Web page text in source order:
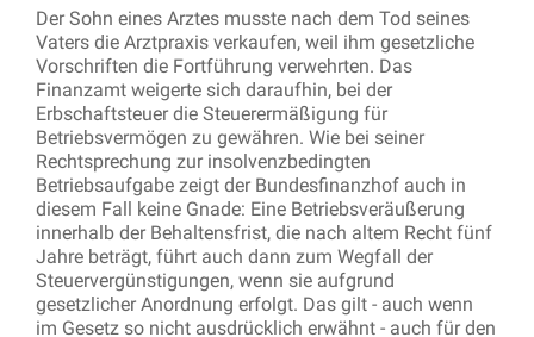
Der Sohn eines Arztes musste nach dem Tod seines
Vaters die Arztpraxis verkaufen, weil ihm gesetzliche
Vorschriften die Fortführung verwehrten. Das
Finanzamt weigerte sich daraufhin, bei der
Erbschaftsteuer die Steuerermäßigung für
Betriebsvermögen zu gewähren. Wie bei seiner
Rechtsprechung zur insolvenzbedingten
Betriebsaufgabe zeigt der Bundesfinanzhof auch in
diesem Fall keine Gnade: Eine Betriebsveräußerung
innerhalb der Behaltensfrist, die nach altem Recht fünf
Jahre beträgt, führt auch dann zum Wegfall der
Steuervergünstigungen, wenn sie aufgrund
gesetzlicher Anordnung erfolgt. Das gilt - auch wenn
im Gesetz so nicht ausdrücklich erwähnt - auch für den